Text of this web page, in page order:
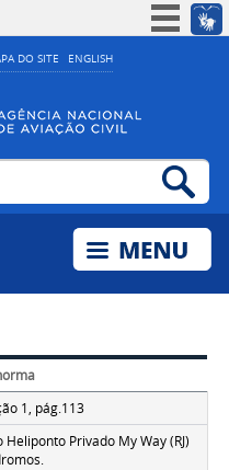
DO SITE ENGLISH
Simplifique!
Acesso à informação
Legislação
1, pág.113
Privado My Way (RJ)